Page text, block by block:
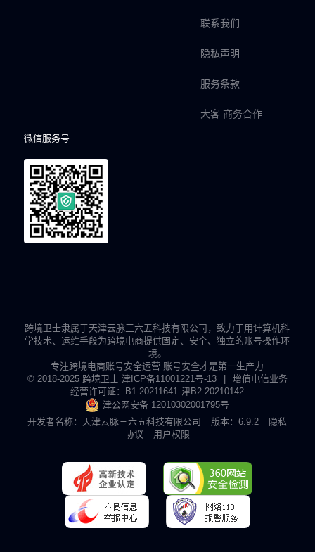
联系我们
隐私声明
服务条款
大客 商务合作
微信服务号
跨境卫士隶属于天津云脉三六五科技有限公司，致力于用计算机科
学技术、运维手段为跨境电商提供固定、安全、独立的账号操作环
境。
专注跨境电商账号安全运营 账号安全才是第一生产力
© 2018-2025 跨境卫士 津ICP备11001221号-13
增值电信业务
经营许可证：B1-20211641 津B2-20210142
津公网安备 12010302001795号
开发者名称：天津云脉三六五科技有限公司
版本：6.9.2
隐私
协议
用户权限